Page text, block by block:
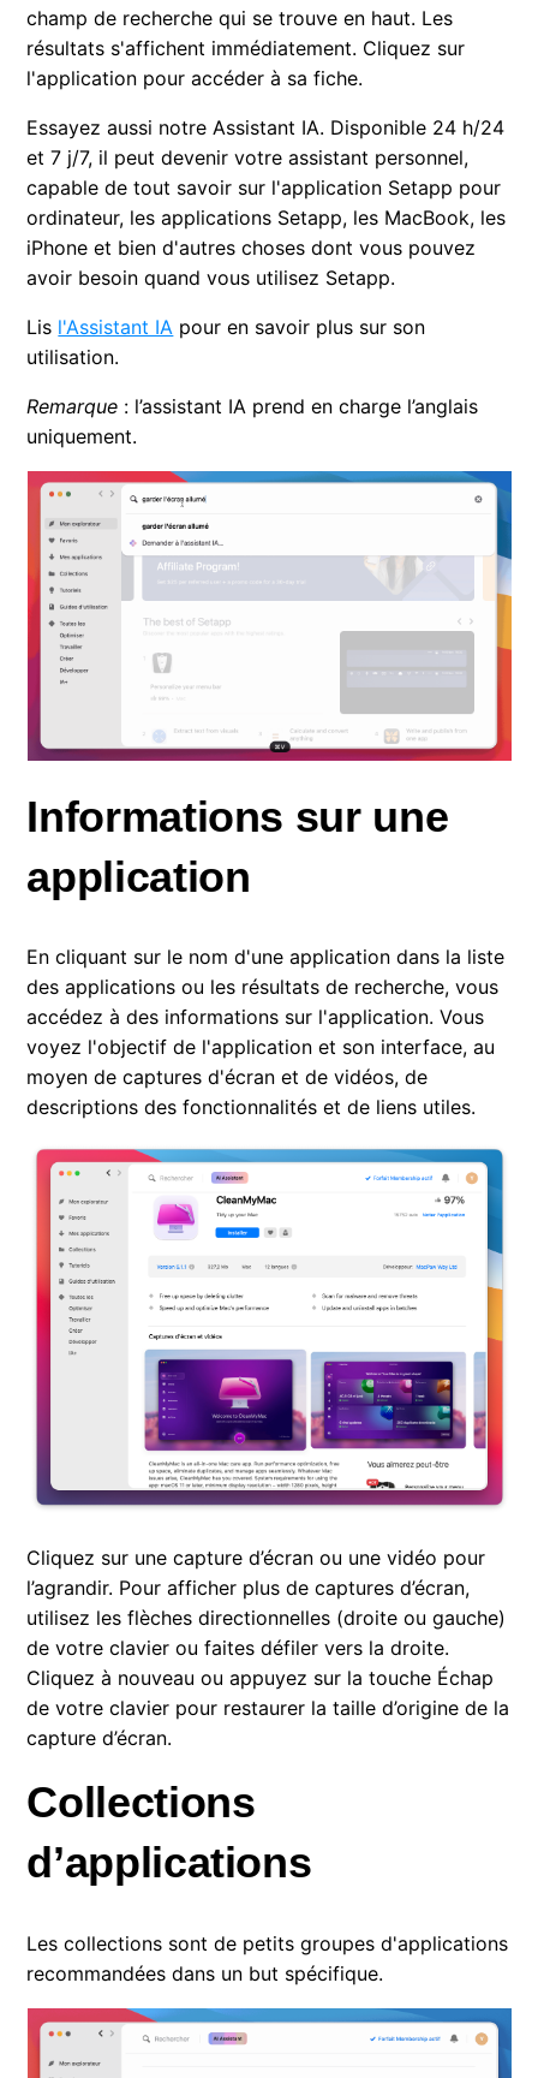
champ de recherche qui se trouve en haut. Les
résultats s'affichent immédiatement. Cliquez sur
l'application pour accéder à sa fiche.
Essayez aussi notre Assistant IA. Disponible 24 h/24
et 7 j/7, il peut devenir votre assistant personnel,
capable de tout savoir sur l'application Setapp pour
ordinateur, les applications Setapp, les MacBook, les
iPhone et bien d'autres choses dont vous pouvez
avoir besoin quand vous utilisez Setapp.
Lis l'Assistant IA pour en savoir plus sur son
utilisation.
Remarque : l’assistant IA prend en charge l’anglais
uniquement.
Informations sur une
application
En cliquant sur le nom d'une application dans la liste
des applications ou les résultats de recherche, vous
accédez à des informations sur l'application. Vous
voyez l'objectif de l'application et son interface, au
moyen de captures d'écran et de vidéos, de
descriptions des fonctionnalités et de liens utiles.
Cliquez sur une capture d’écran ou une vidéo pour
l’agrandir. Pour afficher plus de captures d’écran,
utilisez les flèches directionnelles (droite ou gauche)
de votre clavier ou faites défiler vers la droite.
Cliquez à nouveau ou appuyez sur la touche Échap
de votre clavier pour restaurer la taille d’origine de la
capture d’écran.
Collections
d’applications
Les collections sont de petits groupes d'applications
recommandées dans un but spécifique.